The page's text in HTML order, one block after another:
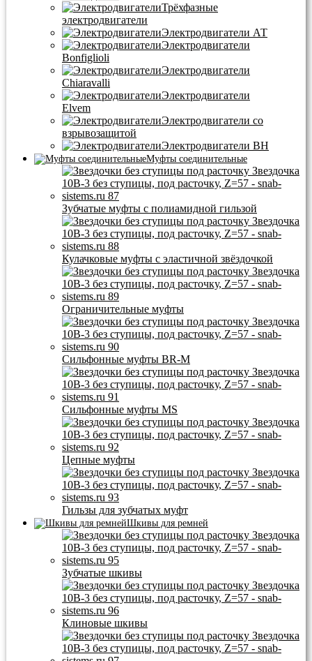
Трёхфазные
электродвигатели
Электродвигатели АТ
Электродвигатели
Bonfiglioli
Электродвигатели
Chiaravalli
Электродвигатели
Elvem
Электродвигатели со
взрывозащитой
Электродвигатели BH
Муфты соединительные
Зубчатые муфты с полиамидной гильзой
Кулачковые муфты с эластичной звёздочкой
Ограничительные муфты
Сильфонные муфты BR-M
Сильфонные муфты MS
Цепные муфты
Гильзы для зубчатых муфт
Шкивы для ремней
Зубчатые шкивы
Клиновые шкивы